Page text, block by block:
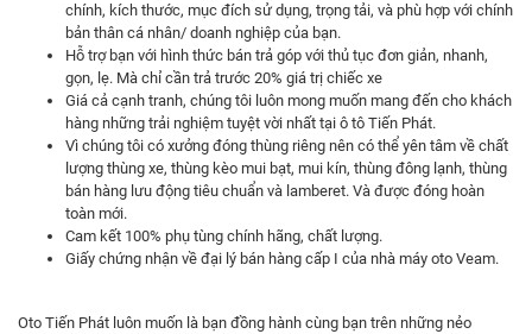
chính, kích thước, mục đích sử dụng, trọng tải, và phù hợp với chính
bản thân cá nhân/ doanh nghiệp của bạn.
Hỗ trợ bạn với hình thức bán trả góp với thủ tục đơn giản, nhanh,
gọn, lẹ. Mà chỉ cần trả trước 20% giá trị chiếc xe
Giá cả cạnh tranh, chúng tôi luôn mong muốn mang đến cho khách
hàng những trải nghiệm tuyệt vời nhất tại ô tô Tiến Phát.
Vì chúng tôi có xưởng đóng thùng riêng nên có thể yên tâm về chất
lượng thùng xe, thùng kèo mui bạt, mui kín, thùng đông lạnh, thùng
bán hàng lưu động tiêu chuẩn và lamberet. Và được đóng hoàn
toàn mới.
Cam kết 100% phụ tùng chính hãng, chất lượng.
Giấy chứng nhận về đại lý bán hàng cấp I của nhà máy oto Veam.
Oto Tiến Phát luôn muốn là bạn đồng hành cùng bạn trên những nẻo